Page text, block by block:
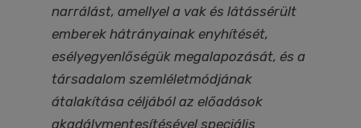
narrálást, amellyel a vak és látássérült
emberek hátrányainak enyhítését,
esélyegyenlőségük megalapozását, és a
társadalom szemléletmódjának
átalakítása céljából az előadások
akadálymentesítésével speciális